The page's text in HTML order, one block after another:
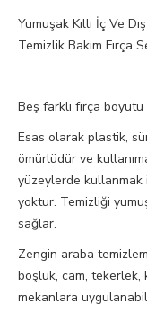
Yumuşak Kıllı İç Ve
Temizlik Bakım Fırça
Beş farklı fırça boyutu
Esas olarak plastik,
ömürlüdür ve
yüzeylerde kullanmak
yoktur. Temizliği
sağlar.
Zengin araba
boşluk, cam, tekerlek,
mekanlara